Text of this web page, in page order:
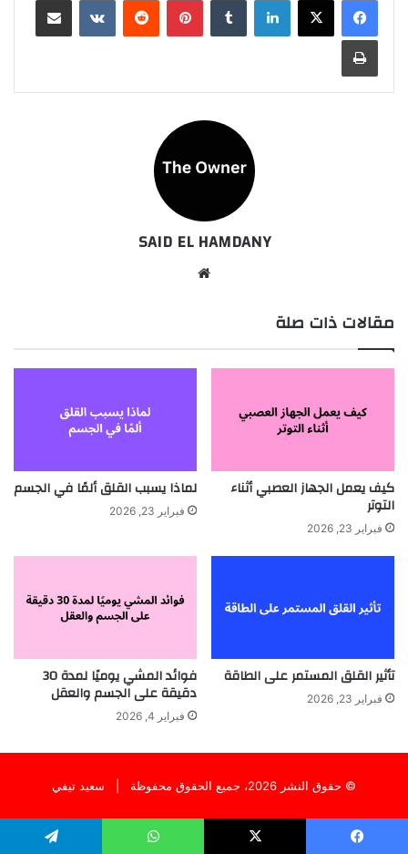
طباعة
SAID EL HAMDANY
مقالات ذات صلة
كيف يعمل الجهاز العصبي أثناء
التوتر
فبراير 23, 2026
لماذا يسبب القلق ألمًا في الجسم
فبراير 23, 2026
تأثير القلق المستمر على الطاقة
فبراير 23, 2026
فوائد المشي يوميًا لمدة 30
دقيقة على الجسم والعقل
فبراير 4, 2026
© حقوق النشر 2026، جميع الحقوق محفوظة | سعيد تيفي